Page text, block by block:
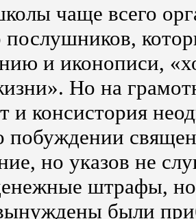
чаще всего
и иконописи,
Но на
и консистория
побуждении
но указов не
штрафы, но
были